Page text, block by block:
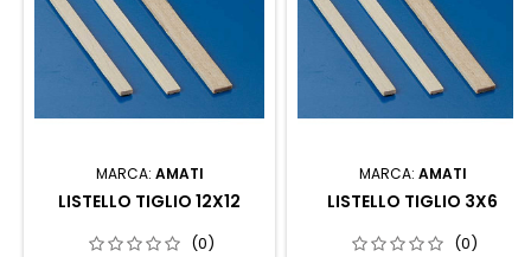
MARCA: AMATI
LISTELLO TIGLIO 12X12
(0)
MARCA: AMATI
LISTELLO TIGLIO 3X6
(0)